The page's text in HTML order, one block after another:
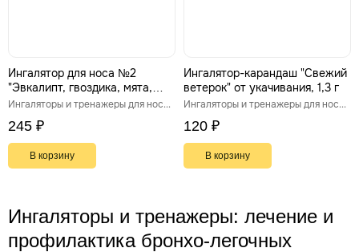
Ингалятор для носа №2
"Эвкалипт, гвоздика, мята,
ментол". Облегчение дыханияИнгаляторы и тренажеры для носа и горла
245 ₽
В корзину
Ингалятор-карандаш "Свежий
ветерок" от укачивания, 1,3 г
Ингаляторы и тренажеры для носа и горла
120 ₽
В корзину
Ингаляторы и тренажеры: лечение и
профилактика бронхо-легочных